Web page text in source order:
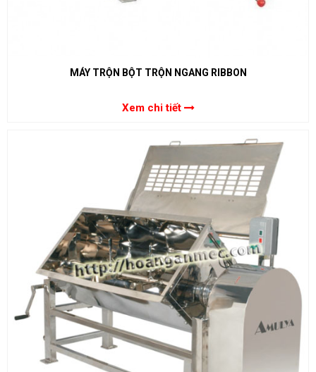
MÁY TRỘN BỘT TRỘN NGANG RIBBON
Xem chi tiết